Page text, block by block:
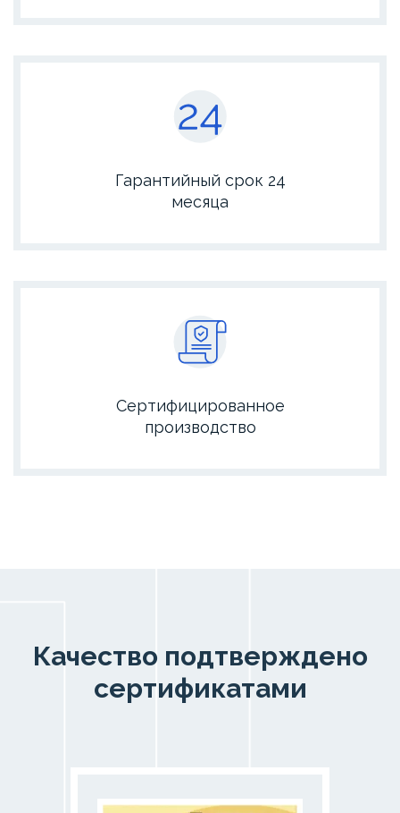
Гарантийный срок 24
месяца
Сертифицированное
производство
Качество подтверждено
сертификатами